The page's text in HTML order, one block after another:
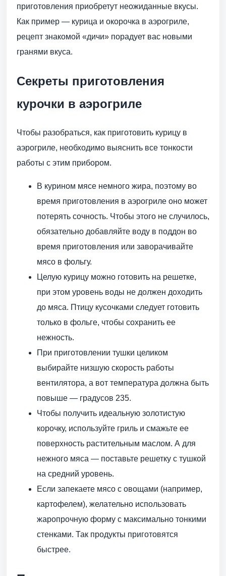
приготовления приобретут неожиданные вкусы.
Как пример — курица и окорочка в аэрогриле,
рецепт знакомой «дичи» порадует вас новыми
гранями вкуса.
Секреты приготовления
курочки в аэрогриле
Чтобы разобраться, как приготовить курицу в
аэрогриле, необходимо выяснить все тонкости
работы с этим прибором.
В курином мясе немного жира, поэтому во
время приготовления в аэрогриле оно может
потерять сочность. Чтобы этого не случилось,
обязательно добавляйте воду в поддон во
время приготовления или заворачивайте
мясо в фольгу.
Целую курицу можно готовить на решетке,
при этом уровень воды не должен доходить
до мяса. Птицу кусочками следует готовить
только в фольге, чтобы сохранить ее
нежность.
При приготовлении тушки целиком
выбирайте низшую скорость работы
вентилятора, а вот температура должна быть
повыше — градусов 235.
Чтобы получить идеальную золотистую
корочку, используйте гриль и смажьте ее
поверхность растительным маслом. А для
нежного мяса — поставьте решетку с тушкой
на средний уровень.
Если запекаете мясо с овощами (например,
картофелем), желательно использовать
жаропрочную форму с максимально тонкими
стенками. Так продукты приготовятся
быстрее.